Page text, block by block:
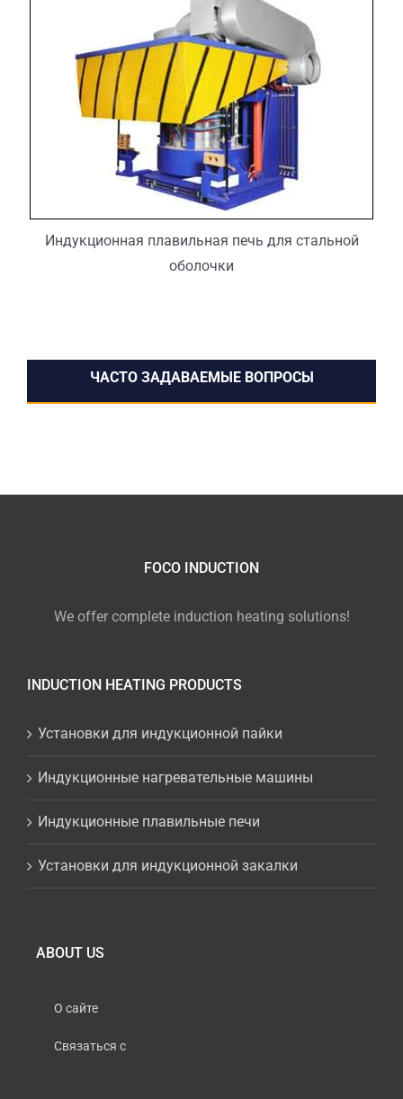
Индукционная плавильная печь для стальной
оболочки
ЧАСТО ЗАДАВАЕМЫЕ ВОПРОСЫ
FOCO INDUCTION
We offer complete induction heating solutions!
INDUCTION HEATING PRODUCTS
Установки для индукционной пайки
Индукционные нагревательные машины
Индукционные плавильные печи
Установки для индукционной закалки
ABOUT US
О сайте
Связаться с